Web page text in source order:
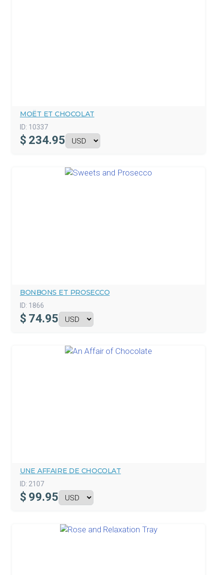
MOËT ET CHOCOLAT
ID: 10337
$ 234.95
BONBONS ET PROSECCO
ID: 1866
$ 74.95
UNE AFFAIRE DE CHOCOLAT
ID: 2107
$ 99.95